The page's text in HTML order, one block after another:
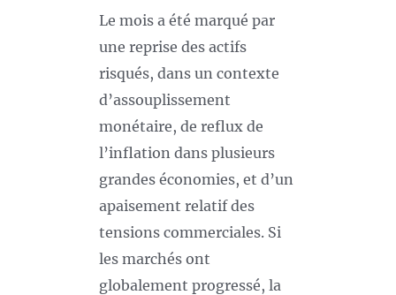
Le mois a été marqué par
une reprise des actifs
risqués, dans un contexte
d’assouplissement
monétaire, de reflux de
l’inflation dans plusieurs
grandes économies, et d’un
apaisement relatif des
tensions commerciales. Si
les marchés ont
globalement progressé, la